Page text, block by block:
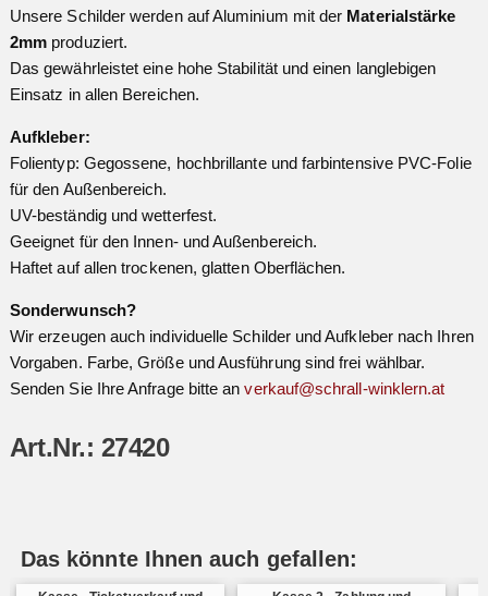
Unsere Schilder werden auf Aluminium mit der Materialstärke
2mm produziert.
Das gewährleistet eine hohe Stabilität und einen langlebigen
Einsatz in allen Bereichen.
Aufkleber:
Folientyp: Gegossene, hochbrillante und farbintensive PVC-Folie
für den Außenbereich.
UV-beständig und wetterfest.
Geeignet für den Innen- und Außenbereich.
Haftet auf allen trockenen, glatten Oberflächen.
Sonderwunsch?
Wir erzeugen auch individuelle Schilder und Aufkleber nach Ihren
Vorgaben. Farbe, Größe und Ausführung sind frei wählbar.
Senden Sie Ihre Anfrage bitte anverkauf@schrall-winklern.at
Art.Nr.: 27420
Das könnte Ihnen auch gefallen: